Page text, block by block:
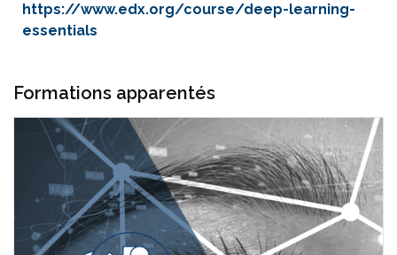
https://www.edx.org/course/deep-learning-
essentials
Formations apparentés